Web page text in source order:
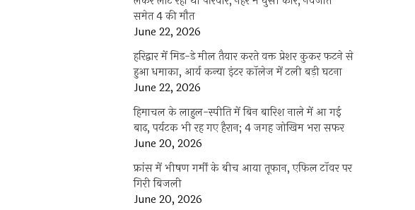
समेत 4 की मौत
June 22, 2026
हरिद्वार में मिड-डे मील तैयार करते वक्त प्रेशर कुकर फटने से
हुआ धमाका, आर्य कन्या इंटर कॉलेज में टली बड़ी घटना
June 22, 2026
हिमाचल के लाहुल-स्पीति में बिन बारिश नाले में आ गई
बाढ़, पर्यटक भी रह गए हैरान; 4 जगह जोखिम भरा सफर
June 20, 2026
फ्रांस में भीषण गर्मी के बीच आया तूफान, एफिल टॉवर पर
गिरी बिजली
June 20, 2026